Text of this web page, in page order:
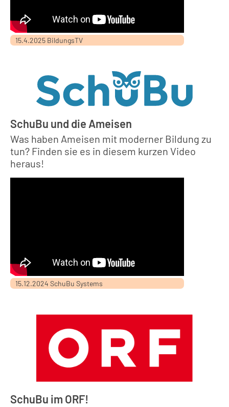
15.4.2025 BildungsTV
SchuBu und die Ameisen
Was haben Ameisen mit moderner Bildung zu
tun? Finden sie es in diesem kurzen Video
heraus!
15.12.2024 SchuBu Systems
SchuBu im ORF!